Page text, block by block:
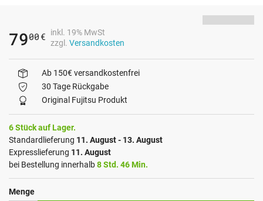
7900 €
inkl. 19% MwSt
zzgl. Versandkosten
Ab 150€ versandkostenfrei
30 Tage Rückgabe
Original Fujitsu Produkt
6 Stück auf Lager.
Standardlieferung 11. August - 13. August
Expresslieferung 11. August
bei Bestellung innerhalb8 Std. 46 Min.
Menge